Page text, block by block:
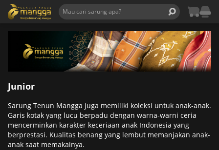
Junior
Sarung Tenun Mangga juga memiliki koleksi untuk anak-anak.
Garis kotak yang lucu berpadu dengan warna-warni ceria
mencerminkan karakter keceriaan anak Indonesia yang
berprestasi. Kualitas benang yang lembut memanjakan anak-
anak saat memakainya.